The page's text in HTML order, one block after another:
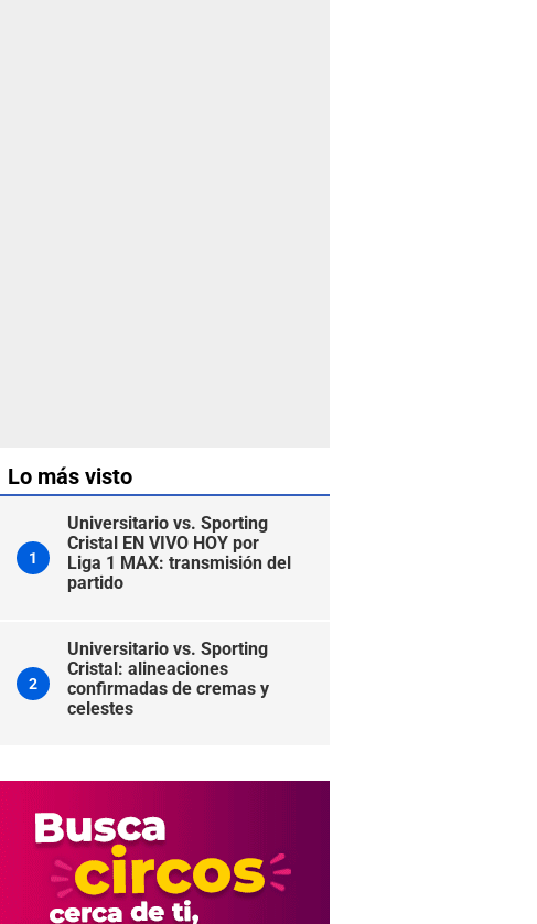
Lo más visto
1
Universitario vs. Sporting
Cristal EN VIVO HOY por
Liga 1 MAX: transmisión del
partido
2
Universitario vs. Sporting
Cristal: alineaciones
confirmadas de cremas y
celestes